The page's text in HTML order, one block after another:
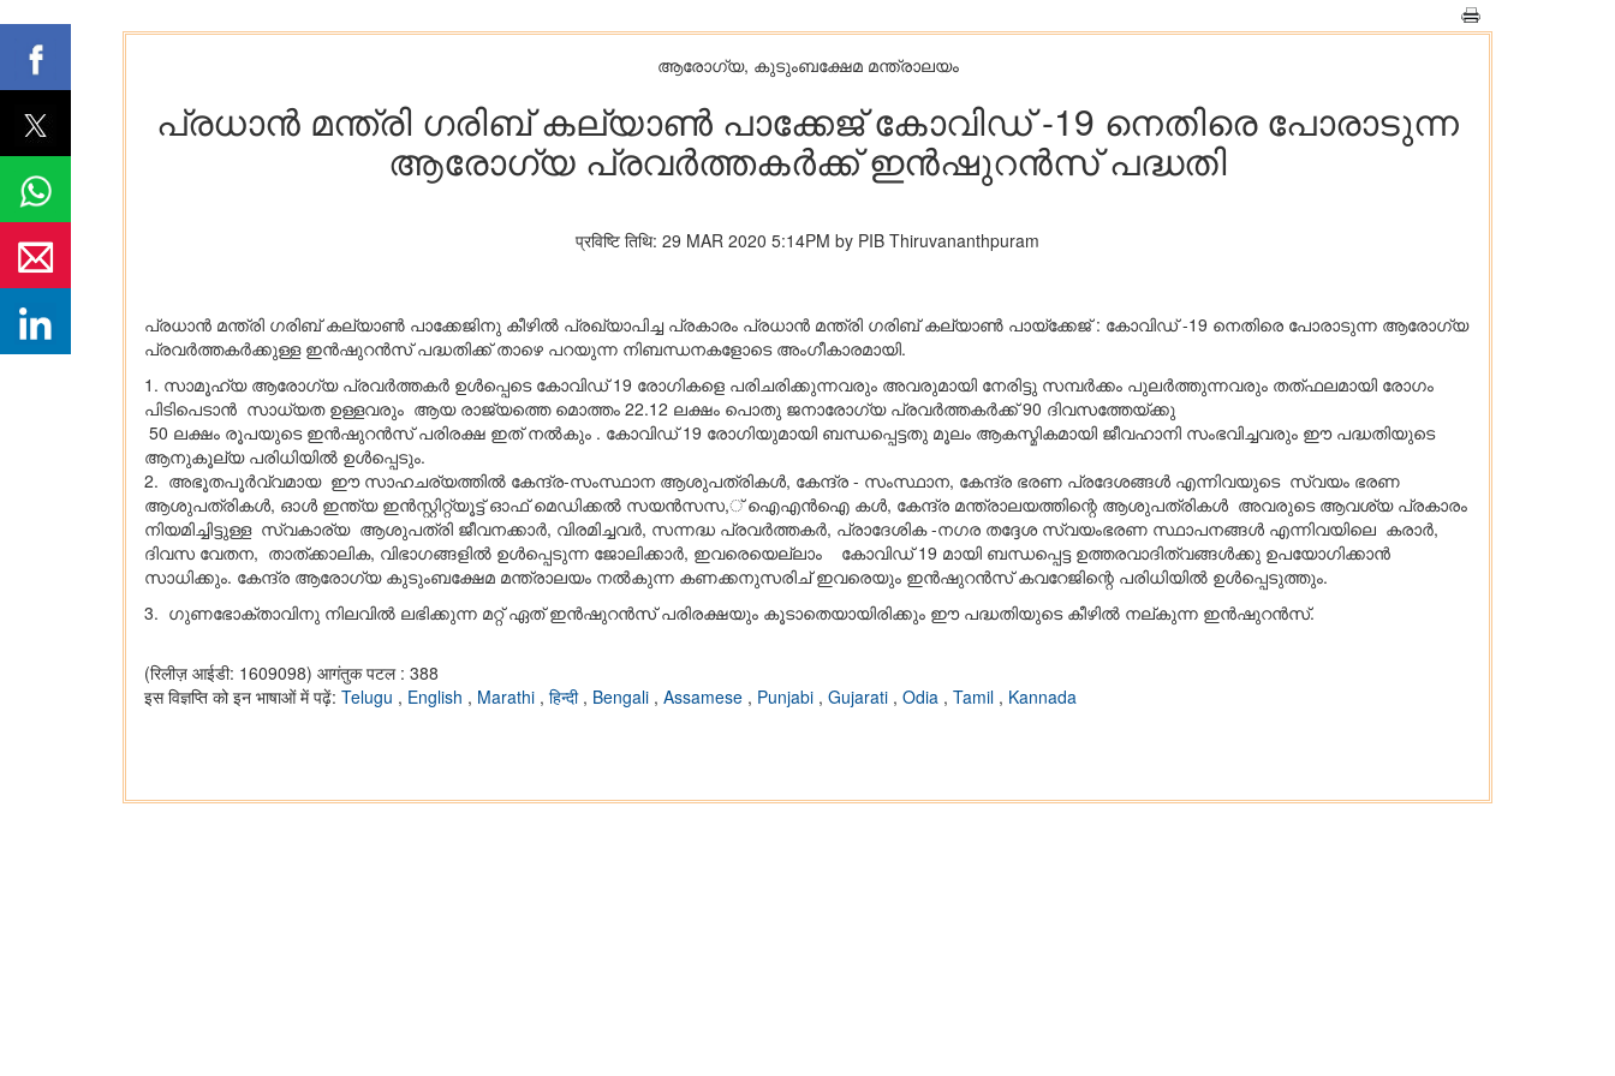
ആരോഗ്യ, കുടുംബക്ഷേമ മന്ത്രാലയം
പ്രധാന്‍ മന്ത്രി ഗരിബ് കല്യാണ്‍ പാക്കേജ് കോവിഡ് -19 നെതിരെ പോരാടുന്ന
ആരോഗ്യ പ്രവര്‍ത്തകര്‍ക്ക് ഇന്‍ഷുറന്‍സ് പദ്ധതി
प्रविष्टि तिथि: 29 MAR 2020 5:14PM by PIB Thiruvananthpuram
പ്രധാന്‍ മന്ത്രി ഗരിബ് കല്യാണ്‍ പാക്കേജിനു കീഴില്‍ പ്രഖ്യാപിച്ച പ്രകാരം പ്രധാന്‍ മന്ത്രി ഗരിബ് കല്യാണ്‍ പായ്‌ക്കേജ് : കോവിഡ് -19 നെതിരെ പോരാടുന്ന ആരോഗ്യ
പ്രവര്‍ത്തകര്‍ക്കുള്ള ഇന്‍ഷുറന്‍സ് പദ്ധതിക്ക് താഴെ പറയുന്ന നിബന്ധനകളോടെ അംഗീകാരമായി.
1. സാമൂഹ്യ ആരോഗ്യ പ്രവര്‍ത്തകര്‍ ഉള്‍പ്പെടെ കോവിഡ് 19 രോഗികളെ പരിചരിക്കുന്നവരും അവരുമായി നേരിട്ടു സമ്പര്‍ക്കം പുലര്‍ത്തുന്നവരും തത്ഫലമായി രോഗം
പിടിപെടാൻ സാധ്യത ഉള്ളവരും ആയ രാജ്യത്തെ മൊത്തം 22.12 ലക്ഷം പൊതു ജനാരോഗ്യ പ്രവര്‍ത്തകര്‍ക്ക് 90 ദിവസത്തേയ്ക്കു
50 ലക്ഷം രൂപയുടെ ഇന്‍ഷുറന്‍സ് പരിരക്ഷ ഇത് നൽകും . കോവിഡ് 19 രോഗിയുമായി ബന്ധപ്പെട്ടതു മൂലം ആകസ്മികമായി ജീവഹാനി സംഭവിച്ചവരും ഈ പദ്ധതിയുടെ
ആനുകൂല്യ പരിധിയില്‍ ഉള്‍പ്പെടും.
2. അഭൂതപൂര്‍വ്വമായ ഈ സാഹചര്യത്തില്‍ കേന്ദ്ര-സംസ്ഥാന ആശുപത്രികള്‍, കേന്ദ്ര - സംസ്ഥാന, കേന്ദ്ര ഭരണ പ്രദേശങ്ങള്‍ എന്നിവയുടെ സ്വയം ഭരണ
ആശുപത്രികള്‍, ഓള്‍ ഇന്ത്യ ഇന്‍സ്റ്റിറ്റ്യൂട്ട് ഓഫ് മെഡിക്കല്‍ സയന്‍സസ,് ഐഎന്‍ഐ കള്‍, കേന്ദ്ര മന്ത്രാലയത്തിന്റെ ആശുപത്രികള്‍ അവരുടെ ആവശ്യ പ്രകാരം
നിയമിച്ചിട്ടുള്ള സ്വകാര്യ ആശുപത്രി ജീവനക്കാര്‍, വിരമിച്ചവര്‍, സന്നദ്ധ പ്രവര്‍ത്തകര്‍, പ്രാദേശിക -നഗര തദ്ദേശ സ്വയംഭരണ സ്ഥാപനങ്ങൾ എന്നിവയിലെ കരാര്‍,
ദിവസ വേതന, താത്ക്കാലിക, വിഭാഗങ്ങളില്‍ ഉള്‍പ്പെടുന്ന ജോലിക്കാര്‍, ഇവരെയെല്ലാം കോവിഡ് 19 മായി ബന്ധപ്പെട്ട ഉത്തരവാദിത്വങ്ങൾക്കു ഉപയോഗിക്കാൻ
സാധിക്കും. കേന്ദ്ര ആരോഗ്യ കുടുംബക്ഷേമ മന്ത്രാലയം നൽകുന്ന കണക്കനുസരിച് ഇവരെയും ഇൻഷുറൻസ് കവറേജിന്റെ പരിധിയിൽ ഉൾപ്പെടുത്തും.
3. ഗുണഭോക്താവിനു നിലവിൽ ലഭിക്കുന്ന മറ്റ് ഏത് ഇന്‍ഷുറന്‍സ് പരിരക്ഷയും കൂടാതെയായിരിക്കും ഈ പദ്ധതിയുടെ കീഴില്‍ നല്കുന്ന ഇന്‍ഷുറന്‍സ്.
(रिलीज़ आईडी: 1609098) आगंतुक पटल : 388
इस विज्ञप्ति को इन भाषाओं में पढ़ें: Telugu , English , Marathi , हिन्दी , Bengali , Assamese , Punjabi , Gujarati , Odia , Tamil , Kannada